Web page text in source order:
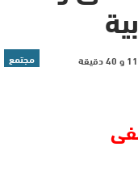
مجتمع